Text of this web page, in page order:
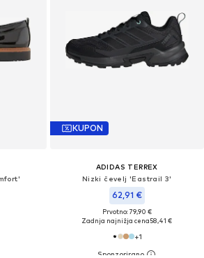
KUPON
ADIDAS TERREX
Nizki čevelj 'Eastrail 3'
62,91 €
Prvotno: 79,90 €
Zadnja najnižja cena58,41 €
+1